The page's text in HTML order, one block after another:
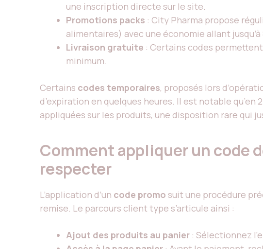
une inscription directe sur le site.
Promotions packs : City Pharma propose
alimentaires) avec une économie allant
Livraison gratuite : Certains codes
minimum.
Certains codes temporaires, proposés lors
d’expiration en quelques heures. Il est notable
appliquées sur les produits, une disposition rare qui
Comment appliquer un code
respecter
L’application d’un code promo suit une procédure
remise. Le parcours client type s’articule ainsi :
Ajout des produits au panier : Sélectionnez